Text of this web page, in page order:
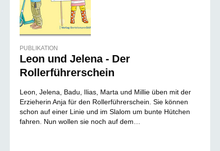
PUBLIKATION
Leon und Jelena - Der
Rollerführerschein
Leon, Jelena, Badu, Ilias, Marta und Millie üben mit der
Erzieherin Anja für den Rollerführerschein. Sie können
schon auf einer Linie und im Slalom um bunte Hütchen
fahren. Nun wollen sie noch auf dem…